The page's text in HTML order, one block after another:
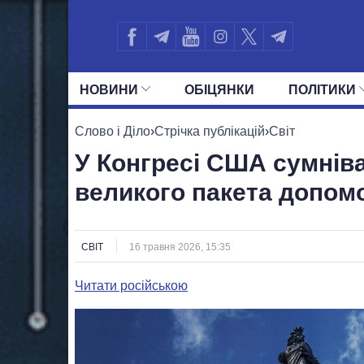
НОВИНИ ОБIЦЯНКИ ПОЛIТИКИ
УСІ ПОЛІТИКИ ПРЕЗИДЕНТ І ОФІС
Слово і Діло›Стрічка публікацій›Світ
У Конгресі США
великого пакета
СВІТ 16 травня 2026, 15:35
Читати російською